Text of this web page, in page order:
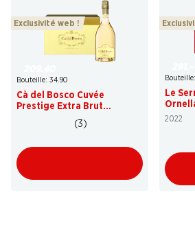
Exclusivité web !
Bouteille: 34.90
Cà del Bosco Cuvée
Prestige Extra Brut
(3)
Le
2022